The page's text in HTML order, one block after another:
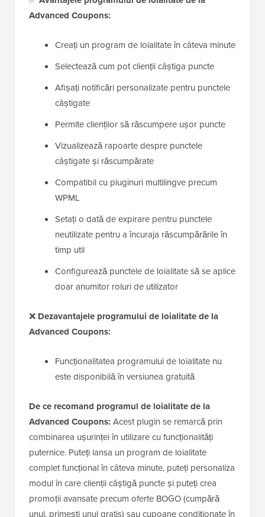
Advanced Coupons:
Creați un program de loialitate în câteva minute
Selectează cum pot clienții câștiga puncte
Afișați notificări personalizate pentru punctele
câștigate
Permite clienților să răscumpere ușor puncte
Vizualizează rapoarte despre punctele
câștigate și răscumpărate
Compatibil cu pluginuri multilingve precum
WPML
Setați o dată de expirare pentru punctele
neutilizate pentru a încuraja răscumpărările în
timp util
Configurează punctele de loialitate să se aplice
doar anumitor roluri de utilizator
❌ Dezavantajele programului de loialitate de la
Advanced Coupons:
Funcționalitatea programului de loialitate nu
este disponibilă în versiunea gratuită
De ce recomand programul de loialitate de la
Advanced Coupons: Acest plugin se remarcă prin
combinarea ușurinței în utilizare cu funcționalități
puternice. Puteți lansa un program de loialitate
complet funcțional în câteva minute, puteți personaliza
modul în care clienții câștigă puncte și puteți crea
promoții avansate precum oferte BOGO (cumpără
unul, primești unul gratis) sau cupoane condiționate în